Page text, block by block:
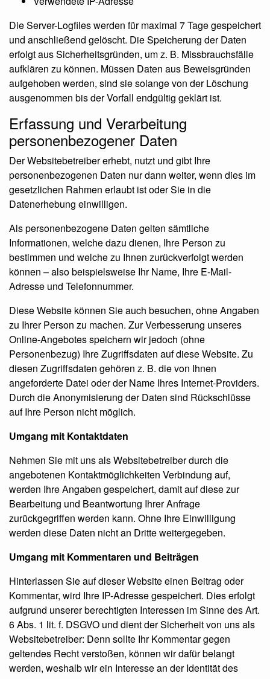
Die Server-Logfiles werden für maximal 7 Tage gespeichert
und anschließend gelöscht. Die Speicherung der Daten
erfolgt aus Sicherheitsgründen, um z. B. Missbrauchsfälle
aufklären zu können. Müssen Daten aus Beweisgründen
aufgehoben werden, sind sie solange von der Löschung
ausgenommen bis der Vorfall endgültig geklärt ist.
Erfassung und Verarbeitung
personenbezogener Daten
Der Websitebetreiber erhebt, nutzt und gibt Ihre
personenbezogenen Daten nur dann weiter, wenn dies im
gesetzlichen Rahmen erlaubt ist oder Sie in die
Datenerhebung einwilligen.
Als personenbezogene Daten gelten sämtliche
Informationen, welche dazu dienen, Ihre Person zu
bestimmen und welche zu Ihnen zurückverfolgt werden
können – also beispielsweise Ihr Name, Ihre E-Mail-
Adresse und Telefonnummer.
Diese Website können Sie auch besuchen, ohne Angaben
zu Ihrer Person zu machen. Zur Verbesserung unseres
Online-Angebotes speichern wir jedoch (ohne
Personenbezug) Ihre Zugriffsdaten auf diese Website. Zu
diesen Zugriffsdaten gehören z. B. die von Ihnen
angeforderte Datei oder der Name Ihres Internet-Providers.
Durch die Anonymisierung der Daten sind Rückschlüsse
auf Ihre Person nicht möglich.
Umgang mit Kontaktdaten
Nehmen Sie mit uns als Websitebetreiber durch die
angebotenen Kontaktmöglichkeiten Verbindung auf,
werden Ihre Angaben gespeichert, damit auf diese zur
Bearbeitung und Beantwortung Ihrer Anfrage
zurückgegriffen werden kann. Ohne Ihre Einwilligung
werden diese Daten nicht an Dritte weitergegeben.
Umgang mit Kommentaren und Beiträgen
Hinterlassen Sie auf dieser Website einen Beitrag oder
Kommentar, wird Ihre IP-Adresse gespeichert. Dies erfolgt
aufgrund unserer berechtigten Interessen im Sinne des Art.
6 Abs. 1 lit. f. DSGVO und dient der Sicherheit von uns als
Websitebetreiber: Denn sollte Ihr Kommentar gegen
geltendes Recht verstoßen, können wir dafür belangt
werden, weshalb wir ein Interesse an der Identität des